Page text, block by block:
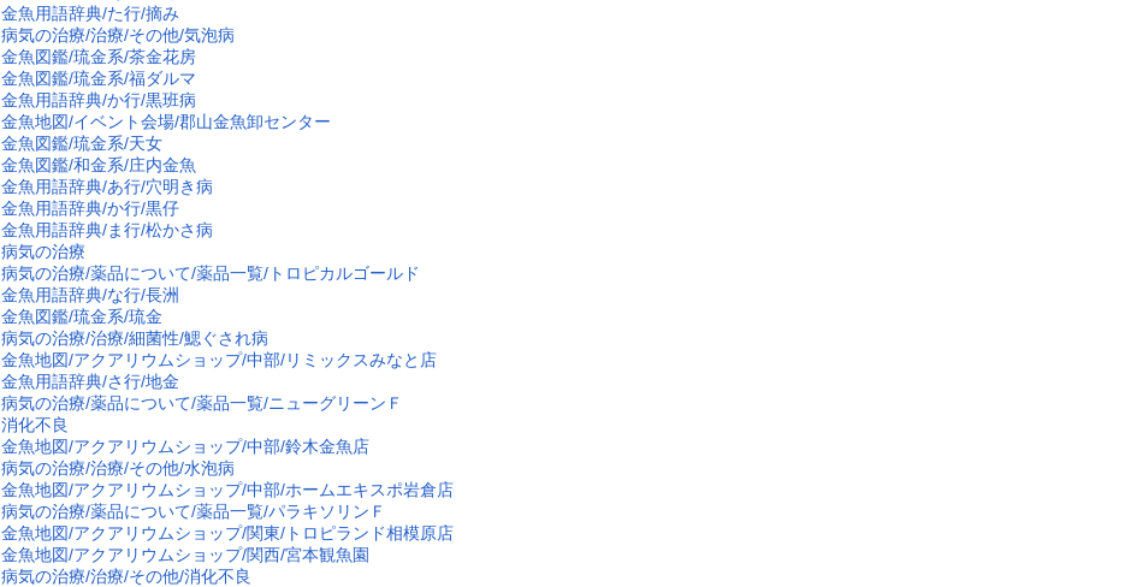
金魚用語辞典/た行/摘み
病気の治療/治療/その他/気泡病
金魚図鑑/琉金系/茶金花房
金魚図鑑/琉金系/福ダルマ
金魚用語辞典/か行/黒班病
金魚地図/イベント会場/郡山金魚卸センター
金魚図鑑/琉金系/天女
金魚図鑑/和金系/庄内金魚
金魚用語辞典/あ行/穴明き病
金魚用語辞典/か行/黒仔
金魚用語辞典/ま行/松かさ病
病気の治療
病気の治療/薬品について/薬品一覧/トロピカルゴールド
金魚用語辞典/な行/長洲
金魚図鑑/琉金系/琉金
病気の治療/治療/細菌性/鰓ぐされ病
金魚地図/アクアリウムショップ/中部/リミックスみなと店
金魚用語辞典/さ行/地金
病気の治療/薬品について/薬品一覧/ニューグリーンＦ
消化不良
金魚地図/アクアリウムショップ/中部/鈴木金魚店
病気の治療/治療/その他/水泡病
金魚地図/アクアリウムショップ/中部/ホームエキスポ岩倉店
病気の治療/薬品について/薬品一覧/パラキソリンＦ
金魚地図/アクアリウムショップ/関東/トロピランド相模原店
金魚地図/アクアリウムショップ/関西/宮本観魚園
病気の治療/治療/その他/消化不良